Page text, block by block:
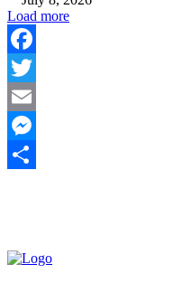
Load more
Facebook
Twitter
Email
Messenger